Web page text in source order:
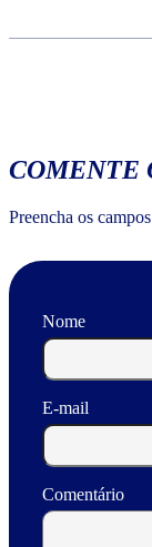
COMENTE
Preencha os
Nome
E-mail
Comentário